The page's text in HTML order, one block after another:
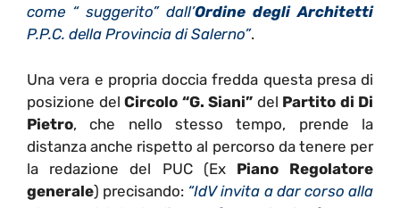
come “ suggerito” dall’Ordine degli Architetti
P.P.C. della Provincia di Salerno”.
Una vera e propria doccia fredda questa presa di
posizione del Circolo “G. Siani” del Partito di Di
Pietro, che nello stesso tempo, prende la
distanza anche rispetto al percorso da tenere per
la redazione del PUC (Ex Piano Regolatore
generale) precisando: “IdV invita a dar corso alla